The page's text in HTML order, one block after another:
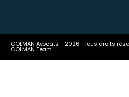
COLMAN Avocats - 2026- Tous droits
COLMAN Team